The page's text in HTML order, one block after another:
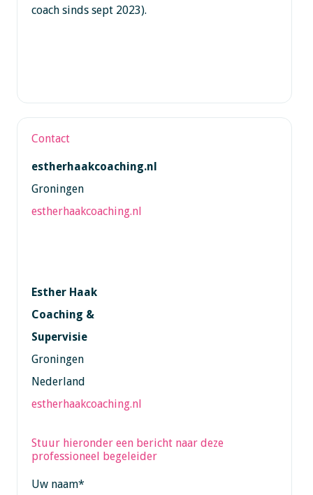
coach sinds sept 2023).
Contact
estherhaakcoaching.nl
Groningen
estherhaakcoaching.nl
Esther Haak
Coaching &
Supervisie
Groningen
Nederland
estherhaakcoaching.nl
Stuur hieronder een bericht naar deze
professioneel begeleider
Uw naam*